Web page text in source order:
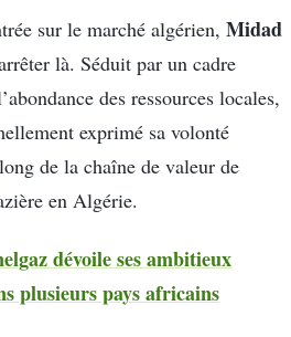
sur le marché algérien, Midad
là. Séduit par un cadre
des ressources locales,
exprimé sa volonté
de la chaîne de valeur de
en Algérie.
dévoile ses ambitieux
plusieurs pays africains